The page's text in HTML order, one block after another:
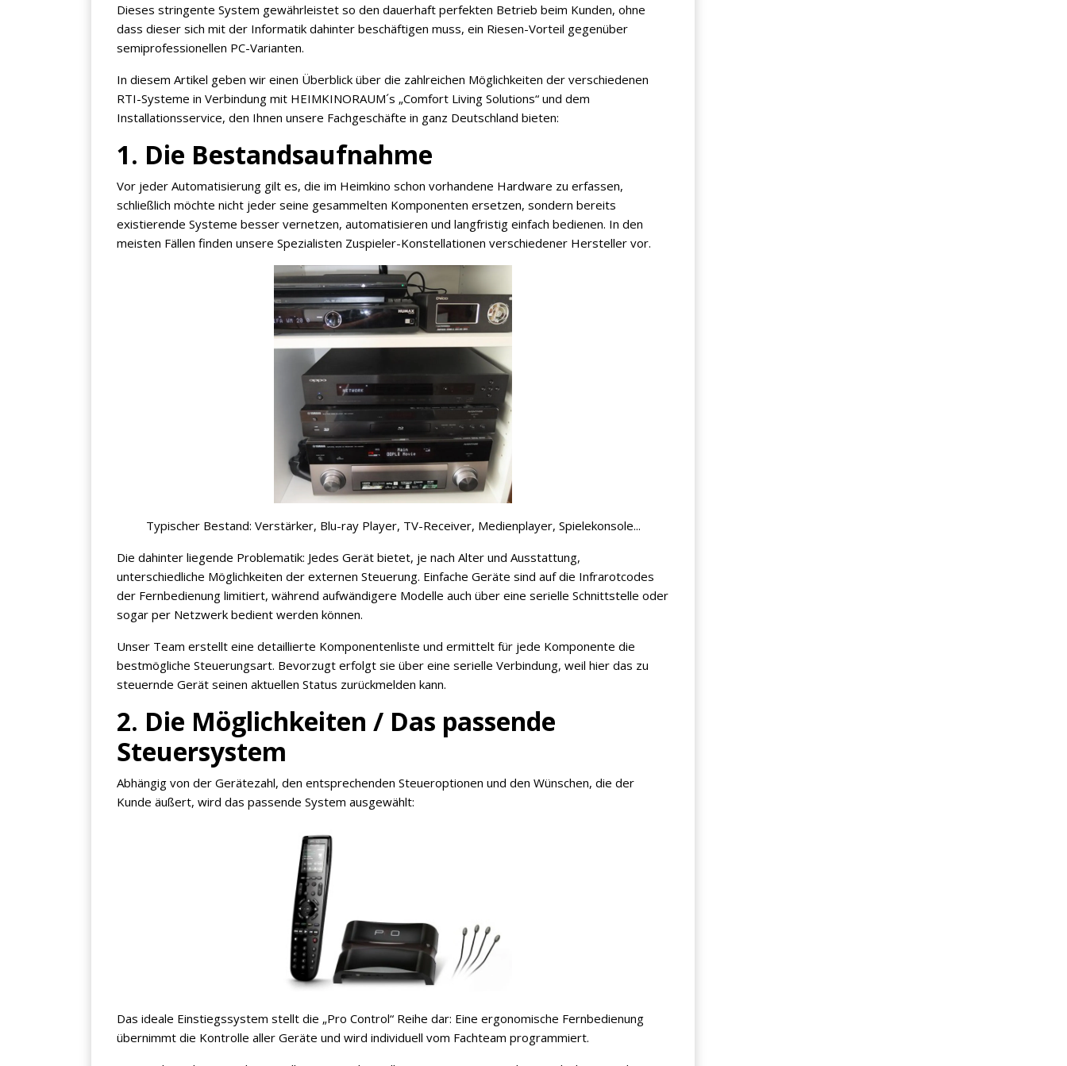
Dieses stringente System gewährleistet so den dauerhaft perfekten Betrieb beim Kunden, ohne
dass dieser sich mit der Informatik dahinter beschäftigen muss, ein Riesen-Vorteil gegenüber
semiprofessionellen PC-Varianten.
In diesem Artikel geben wir einen Überblick über die zahlreichen Möglichkeiten der verschiedenen
RTI-Systeme in Verbindung mit HEIMKINORAUM´s „Comfort Living Solutions“ und dem
Installationsservice, den Ihnen unsere Fachgeschäfte in ganz Deutschland bieten:
1. Die Bestandsaufnahme
Vor jeder Automatisierung gilt es, die im Heimkino schon vorhandene Hardware zu erfassen,
schließlich möchte nicht jeder seine gesammelten Komponenten ersetzen, sondern bereits
existierende Systeme besser vernetzen, automatisieren und langfristig einfach bedienen. In den
meisten Fällen finden unsere Spezialisten Zuspieler-Konstellationen verschiedener Hersteller vor.
Typischer Bestand: Verstärker, Blu-ray Player, TV-Receiver, Medienplayer, Spielekonsole...
Die dahinter liegende Problematik: Jedes Gerät bietet, je nach Alter und Ausstattung,
unterschiedliche Möglichkeiten der externen Steuerung. Einfache Geräte sind auf die Infrarotcodes
der Fernbedienung limitiert, während aufwändigere Modelle auch über eine serielle Schnittstelle oder
sogar per Netzwerk bedient werden können.
Unser Team erstellt eine detaillierte Komponentenliste und ermittelt für jede Komponente die
bestmögliche Steuerungsart. Bevorzugt erfolgt sie über eine serielle Verbindung, weil hier das zu
steuernde Gerät seinen aktuellen Status zurückmelden kann.
2. Die Möglichkeiten / Das passende
Steuersystem
Abhängig von der Gerätezahl, den entsprechenden Steueroptionen und den Wünschen, die der
Kunde äußert, wird das passende System ausgewählt:
Das ideale Einstiegssystem stellt die „Pro Control“ Reihe dar: Eine ergonomische Fernbedienung
übernimmt die Kontrolle aller Geräte und wird individuell vom Fachteam programmiert.
Jetzt anmelden
Mit der Anmeldung akzeptieren Sie unsere
Datenschutzerklärung. Sie können sich
jederzeit wieder abmelden.